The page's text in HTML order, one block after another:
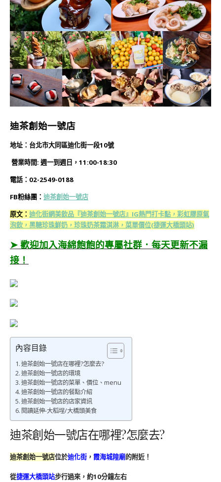
迪茶創始一號店
地址：台北市大同區迪化街一段10號
營業時間: 週一到週日，11:00-18:30
電話：02-2549-0188
FB粉絲團： 迪茶創始一號店
原文： 迪化街網美飲品『迪茶創始一號店』IG熱門打卡點，彩虹膠原氣
泡飲，黑糖珍珠鮮奶，珍珠奶茶霜淇淋，菜單價位(捷運大橋頭站)
➤ 歡迎加入海綿飽飽的專屬社群．每天更新不漏
接！
內容目錄
迪茶創始一號店在哪裡?怎麼去?
迪茶創始一號店的環境
迪茶創始一號店的菜單、價位、menu
迪茶創始一號店的餐點介紹
迪茶創始一號店的店家資訊
閱讀延伸-大稻埕/大橋頭美食
迪茶創始一號店在哪裡?怎麼去?
迪茶創始一號店位於迪化街， 霞海城隍廟的附近！
從捷運大橋頭站步行過來，約10分鐘左右